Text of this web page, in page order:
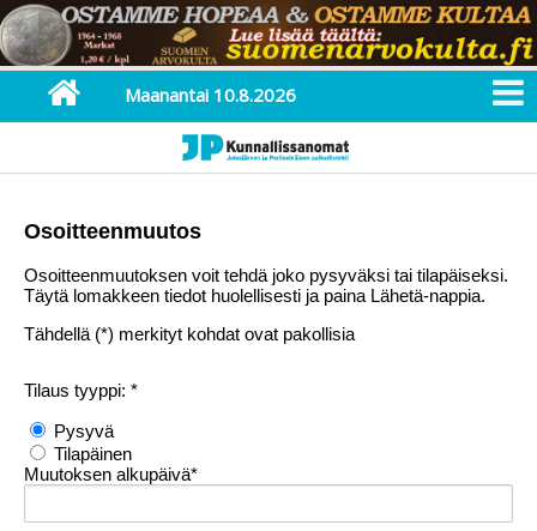
Maanantai 10.8.2026